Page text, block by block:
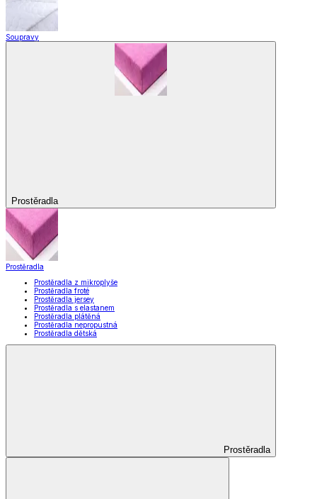
Soupravy
Prostěradla
Prostěradla
Prostěradla z mikroplyše
Prostěradla froté
Prostěradla jersey
Prostěradla s elastanem
Prostěradla plátěná
Prostěradla nepropustná
Prostěradla dětská
Prostěradla